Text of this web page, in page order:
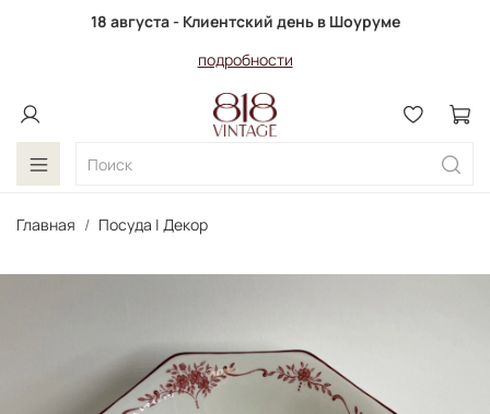
18 августа - Клиентский день в Шоуруме
подробности
Главная Посуда | Декор